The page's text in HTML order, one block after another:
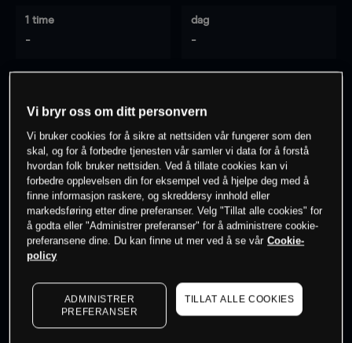
1 time
-
dag
-
- -
0% av kunder erpå dette instrumentet
Søk om konto
Kursene er veiledende.Log in
Vi bryr oss om ditt personvern
Vi bruker cookies for å sikre at nettsiden vår fungerer som den
skal, og for å forbedre tjenesten vår samler vi data for å forstå
hvordan folk bruker nettsiden. Ved å tillate cookies kan vi
forbedre opplevelsen din for eksempel ved å hjelpe deg med å
finne informasjon raskere, og skreddersy innhold eller
markedsføring etter dine preferanser. Velg "Tillat alle cookies" for
å godta eller "Administrer preferanser" for å administrere cookie-
preferansene dine. Du kan finne ut mer ved å se vår Cookie-
policy
ADMINISTRER
PREFERANSER
TILLAT ALLE COOKIES